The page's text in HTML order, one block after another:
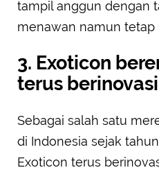
tampil anggun dengan
menawan namun tetap
3. Exoticon
terus berinovasi
Sebagai salah satu
di Indonesia sejak
Exoticon terus